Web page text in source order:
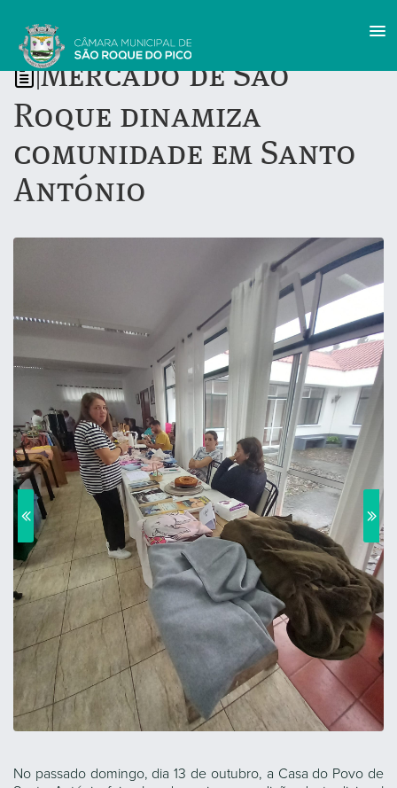
Mercado de São
Roque dinamiza
comunidade em Santo
António
No passado domingo, dia 13 de outubro, a Casa do Povo de